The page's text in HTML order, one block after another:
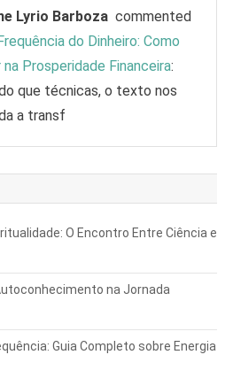
Lyrio Barboza commented
do Dinheiro: Como
na Prosperidade Financeira:
que técnicas, o texto nos
a transf
O Encontro Entre Ciência e
na Jornada
Guia Completo sobre Energia